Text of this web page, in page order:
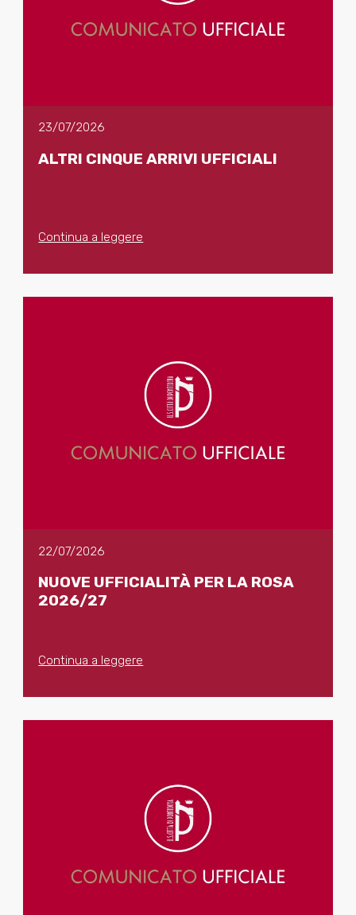
23/07/2026
ALTRI CINQUE ARRIVI UFFICIALI
Continua a leggere
22/07/2026
NUOVE UFFICIALITÀ PER LA ROSA
2026/27
Continua a leggere